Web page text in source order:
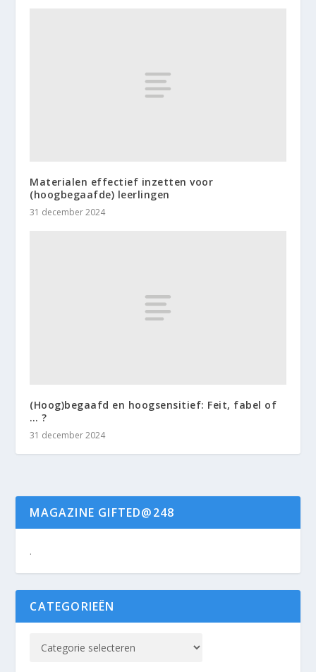
Materialen effectief inzetten voor
(hoogbegaafde) leerlingen
31 december 2024
(Hoog)begaafd en hoogsensitief: Feit, fabel of
… ?
31 december 2024
MAGAZINE GIFTED@248
.
CATEGORIEËN